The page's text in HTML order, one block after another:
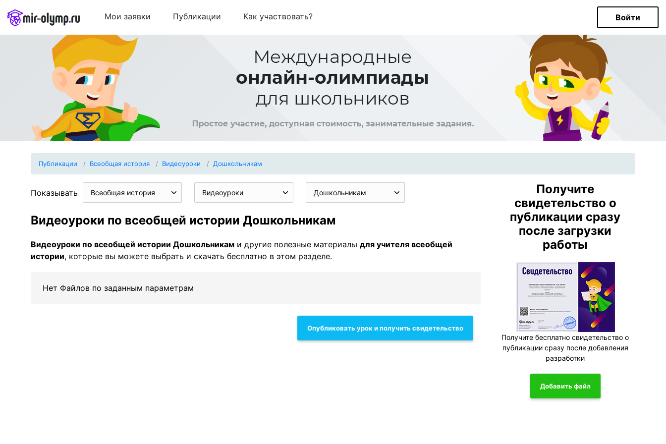
Мои заявки Публикации Как участвовать? Войти
Публикации Всеобщая история Видеоуроки Дошкольникам
Показывать Всеобщая история Видеоуроки Дошкольникам
Видеоуроки по всеобщей истории Дошкольникам
Видеоуроки по всеобщей истории Дошкольникам и другие полезные материалы для учителя всеобщей
истории, которые вы можете выбрать и скачать бесплатно в этом разделе.
Нет Файлов по заданным параметрам
Опубликовать урок и получить свидетельство
Получите
свидетельство о
публикации сразу
после загрузки
работы
Получите бесплатно свидетельство о
публикации сразу после добавления
разработки
Добавить файл